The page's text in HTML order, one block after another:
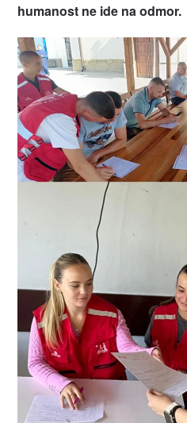
humanost ne ide na odmor.